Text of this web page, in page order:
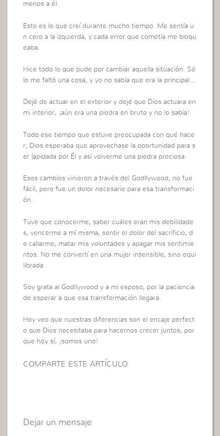
menos a él.
Esto es lo que creí durante mucho tiempo. Me sentía u
n cero a la izquierda, y cada error que cometía me bloqu
eaba.
Hice todo lo que pude por cambiar aquella situación. Só
lo me faltó una cosa, y yo no sabía que era la principal…
Dejé de actuar en el exterior y dejé que Dios actuara en
mi interior, ¡aún era una piedra en bruto y no lo sabía!
Todo ese tiempo que estuve preocupada con qué hace
r, Dios esperaba que aprovechase la oportunidad para s
er lapidada por Él y así volverme una piedra preciosa.
Esos cambios vinieron a través del Godllywood, no fue
fácil, pero fue un dolor necesario para esa transformaci
ón.
Tuve que conocerme, saber cuáles eran mis debilidade
s, vencerme a mí misma, sentir el dolor del sacrificio, d
e callarme, matar mis voluntades y apagar mis sentimie
ntos. No me convertí en una mujer insensible, sino equi
librada.
Soy grata al Godllywood y a mi esposo, por la paciencia
de esperar a que esa transformación llegara.
Hoy veo que nuestras diferencias son el encaje perfect
o que Dios necesitaba para hacernos crecer juntos, por
que hoy sí, ¡somos uno!
COMPARTE ESTE ARTÍCULO
Dejar un mensaje